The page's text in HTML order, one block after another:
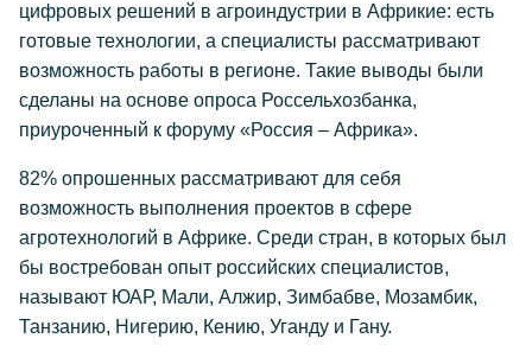
цифровых решений в агроиндустрии в Африкие: есть
готовые технологии, а специалисты рассматривают
возможность работы в регионе. Такие выводы были
сделаны на основе опроса Россельхозбанка,
приуроченный к форуму «Россия – Африка».
82% опрошенных рассматривают для себя
возможность выполнения проектов в сфере
агротехнологий в Африке. Среди стран, в которых был
бы востребован опыт российских специалистов,
называют ЮАР, Мали, Алжир, Зимбабве, Мозамбик,
Танзанию, Нигерию, Кению, Уганду и Гану.